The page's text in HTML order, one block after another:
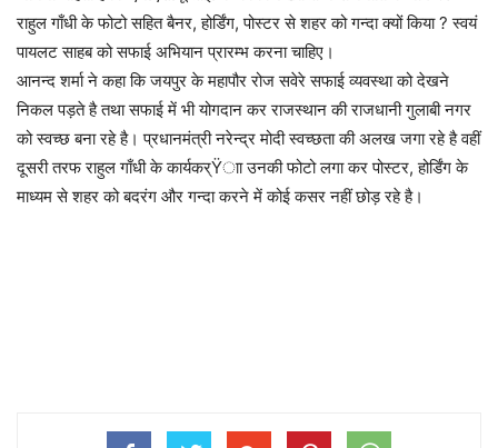
राहुल गाँधी के फोटो सहित बैनर, होर्डिंग, पोस्टर से शहर को गन्दा क्यों किया ? स्वयं
पायलट साहब को सफाई अभियान प्रारम्भ करना चाहिए।
आनन्द शर्मा ने कहा कि जयपुर के महापौर रोज सवेरे सफाई व्यवस्था को देखने
निकल पड़ते है तथा सफाई में भी योगदान कर राजस्थान की राजधानी गुलाबी नगर
को स्वच्छ बना रहे है। प्रधानमंत्री नरेन्द्र मोदी स्वच्छता की अलख जगा रहे है वहीं
दूसरी तरफ राहुल गाँधी के कार्यकर्Ÿाा उनकी फोटो लगा कर पोस्टर, होर्डिंग के
माध्यम से शहर को बदरंग और गन्दा करने में कोई कसर नहीं छोड़ रहे है।